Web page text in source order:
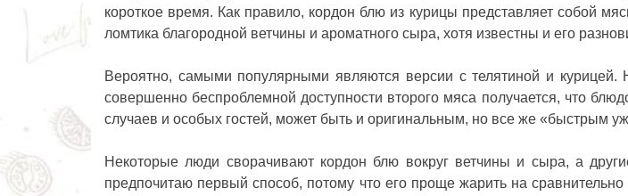
короткое время. Как правило, кордон блю из курицы представляет собой
ломтика благородной ветчины и ароматного сыра, хотя известны и его
Вероятно, самыми популярными являются версии с телятиной и курицей.
совершенно беспроблемной доступности второго мяса получается, что
случаев и особых гостей, может быть и оригинальным, но все же «быстрым
Некоторые люди сворачивают кордон блю вокруг ветчины и сыра, а
предпочитаю первый способ, потому что его проще жарить на